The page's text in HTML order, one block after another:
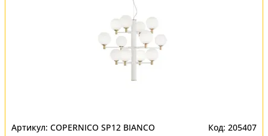
COPERNICO SP12 BIANCO 205407